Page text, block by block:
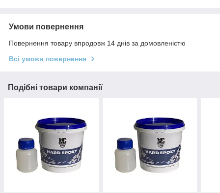
Умови повернення
Повернення товару впродовж 14 днів за домовленістю
Всі умови повернення
Подібні товари компанії